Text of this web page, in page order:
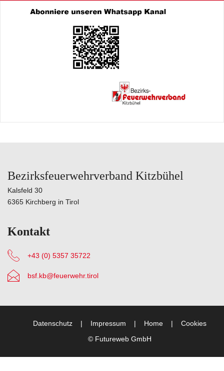
Bezirksfeuerwehrverband Kitzbühel
Kalsfeld 30
6365 Kirchberg in Tirol
Kontakt
+43 (0) 5357 35722
bsf.kb@feuerwehr.tirol
© Futureweb GmbH
Datenschutz Impressum Home Cookies